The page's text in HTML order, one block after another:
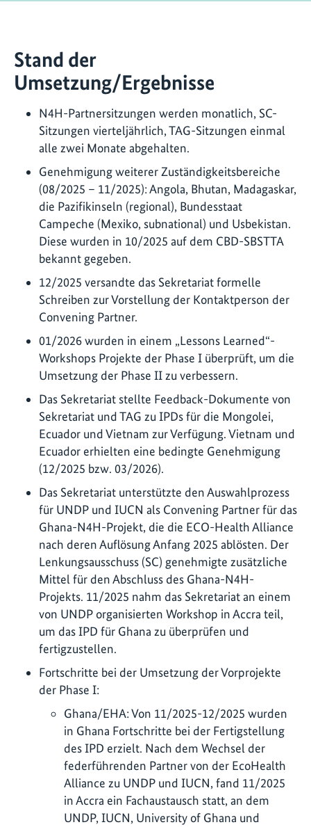
Stand der
Umsetzung/Ergebnisse
N4H-Partnersitzungen werden monatlich, SC-
Sitzungen vierteljährlich, TAG-Sitzungen einmal
alle zwei Monate abgehalten.
Genehmigung weiterer Zuständigkeitsbereiche
(08/2025 – 11/2025): Angola, Bhutan, Madagaskar,
die Pazifikinseln (regional), Bundesstaat
Campeche (Mexiko, subnational) und Usbekistan.
Diese wurden in 10/2025 auf dem CBD-SBSTTA
bekannt gegeben.
12/2025 versandte das Sekretariat formelle
Schreiben zur Vorstellung der Kontaktperson der
Convening Partner.
01/2026 wurden in einem „Lessons Learned“-
Workshops Projekte der Phase I überprüft, um die
Umsetzung der Phase II zu verbessern.
Das Sekretariat stellte Feedback-Dokumente von
Sekretariat und TAG zu IPDs für die Mongolei,
Ecuador und Vietnam zur Verfügung. Vietnam und
Ecuador erhielten eine bedingte Genehmigung
(12/2025 bzw. 03/2026).
Das Sekretariat unterstützte den Auswahlprozess
für UNDP und IUCN als Convening Partner für das
Ghana-N4H-Projekt, die die ECO-Health Alliance
nach deren Auflösung Anfang 2025 ablösten. Der
Lenkungsausschuss (SC) genehmigte zusätzliche
Mittel für den Abschluss des Ghana-N4H-
Projekts. 11/2025 nahm das Sekretariat an einem
von UNDP organisierten Workshop in Accra teil,
um das IPD für Ghana zu überprüfen und
fertigzustellen.
Fortschritte bei der Umsetzung der Vorprojekte
der Phase I:
Ghana/EHA: Von 11/2025-12/2025 wurden
in Ghana Fortschritte bei der Fertigstellung
des IPD erzielt. Nach dem Wechsel der
federführenden Partner von der EcoHealth
Alliance zu UNDP und IUCN, fand 11/2025
in Accra ein Fachaustausch statt, an dem
UNDP, IUCN, University of Ghana und